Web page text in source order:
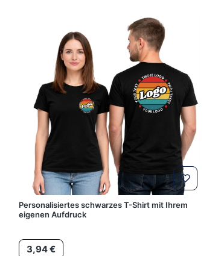
Personalisiertes schwarzes T-Shirt mit Ihrem
eigenen Aufdruck
Preis
3,94 €